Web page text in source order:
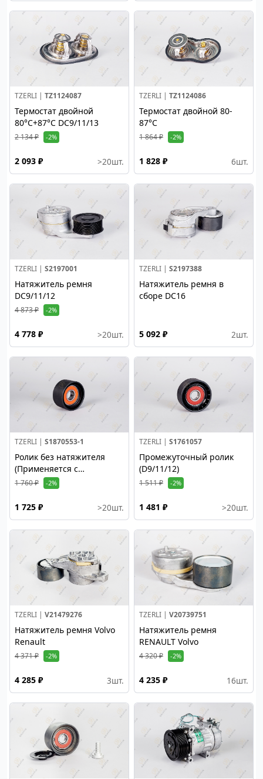
TZERLI | TZ1124087
Термостат двойной
80°C+87°C DC9/11/13
2 134 ₽ -2%
2 093 ₽ >20шт.
TZERLI | TZ1124086
Термостат двойной 80-
87°C
1 864 ₽ -2%
1 828 ₽ 6шт.
TZERLI | S2197001
Натяжитель ремня
DC9/11/12
4 873 ₽ -2%
4 778 ₽ >20шт.
TZERLI | S2197388
Натяжитель ремня в
сборе DC16
5 092 ₽ 2шт.
TZERLI | S1870553-1
Ролик без натяжителя
(Применяется с
натяжителем 1870553
1 760 ₽ -2%
1 725 ₽ >20шт.
TZERLI | S1761057
Промежуточный ролик
(D9/11/12)
1 511 ₽ -2%
1 481 ₽ >20шт.
TZERLI | V21479276
Натяжитель ремня Volvo
Renault
4 371 ₽ -2%
4 285 ₽ 3шт.
TZERLI | V20739751
Натяжитель ремня
RENAULT Volvo
4 320 ₽ -2%
4 235 ₽ 16шт.